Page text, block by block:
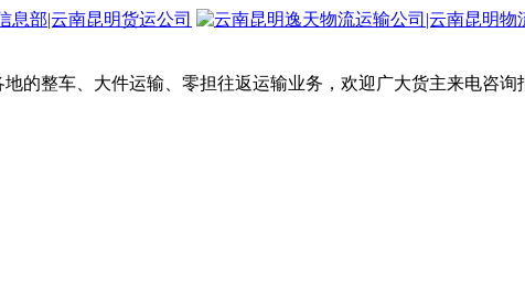
的整车、大件运输、零担往返运输业务，欢迎广大货主来电咨询